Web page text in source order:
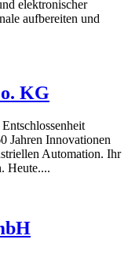
elektronischer
aufbereiten und
KG
Jahren Innovationen
Automation. Ihr
Heute....